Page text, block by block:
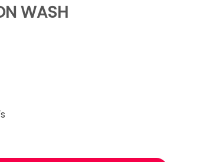
WASH
€.